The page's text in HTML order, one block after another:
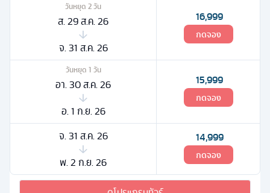
วันหยุด 2วัน
ส. 29 ส.ค. 26
จ. 31 ส.ค. 26
16,999
กดจอง
วันหยุด 1 วัน
อา. 30 ส.ค. 26
อ. 1 ก.ย. 26
15,999
กดจอง
จ. 31 ส.ค. 26
พ. 2 ก.ย. 26
14,999
กดจอง